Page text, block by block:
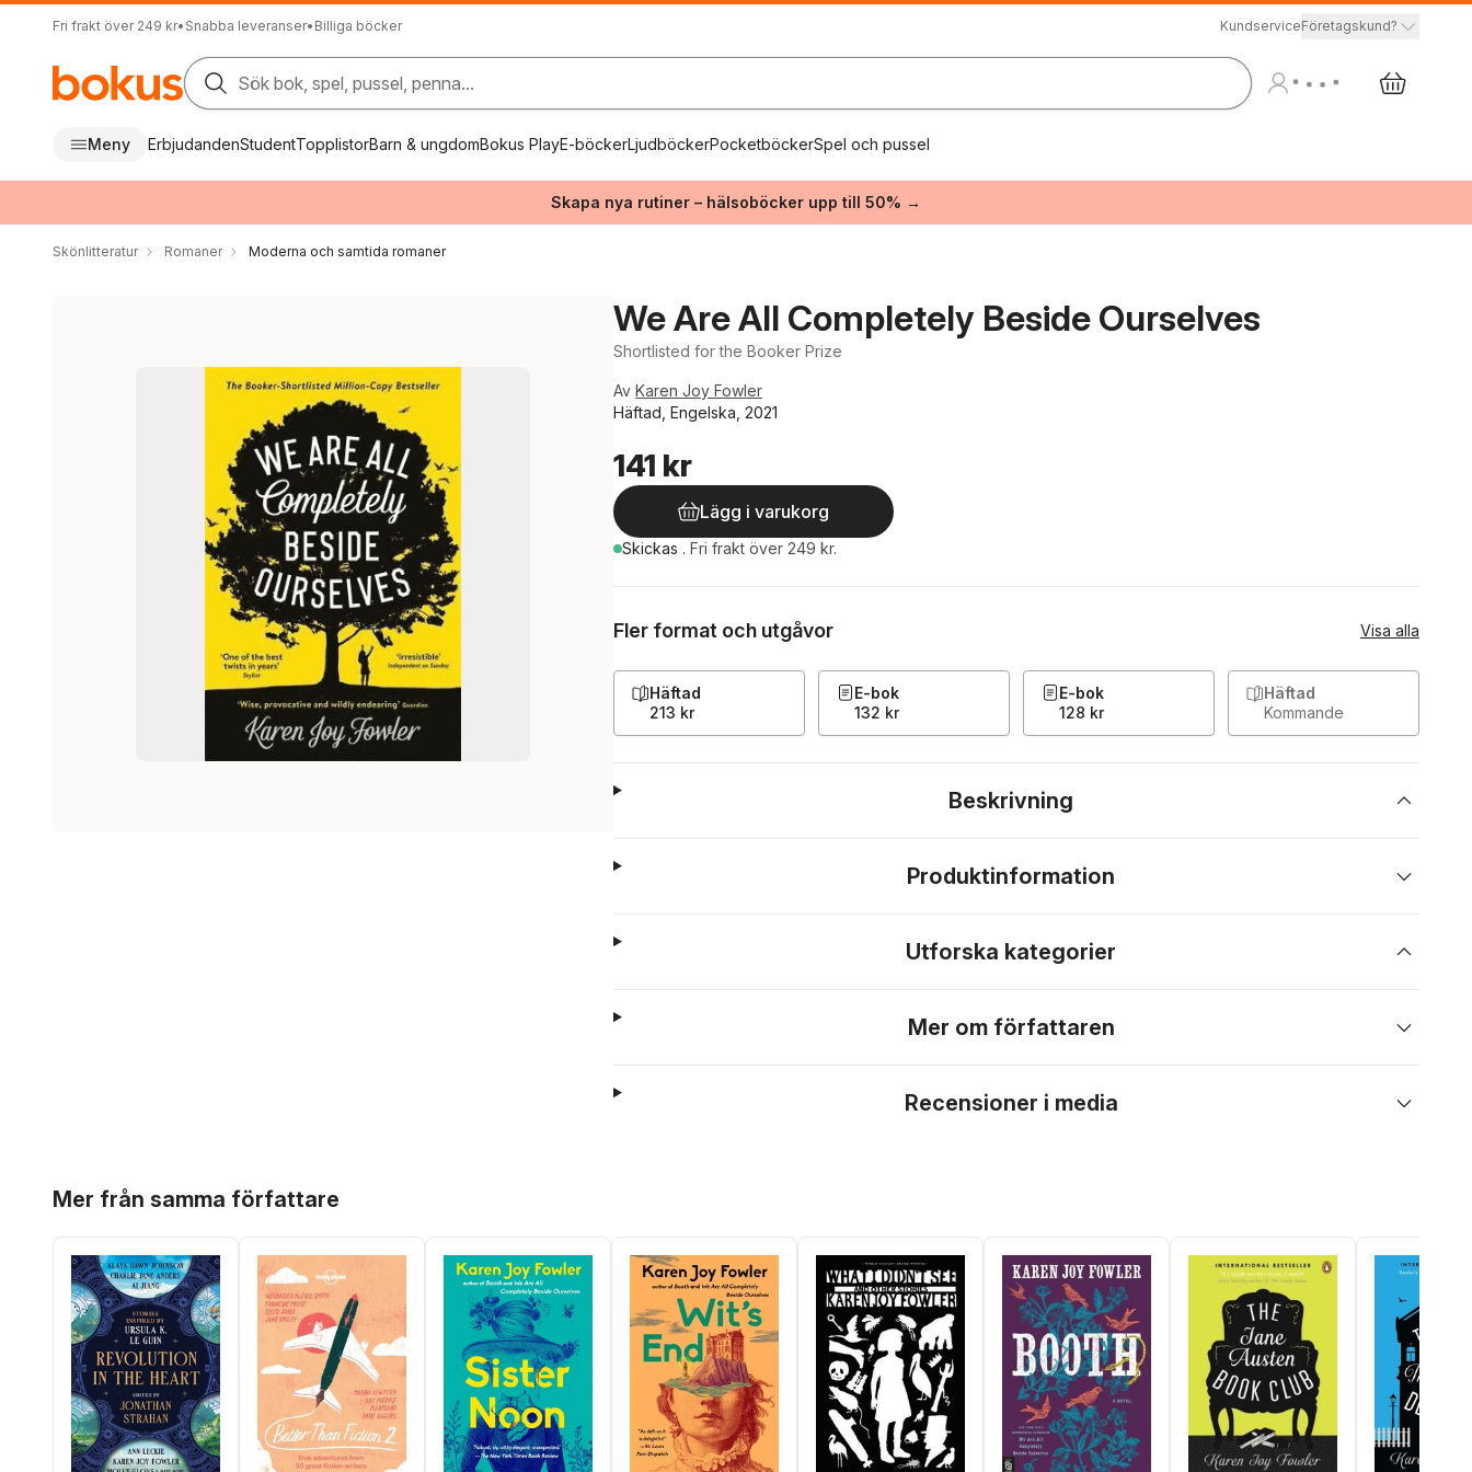
Fri frakt över 249 kr• Snabba leveranser• Billiga böcker KundserviceFöretagskund?
Sök bok, spel, pussel, penna...
Meny ErbjudandenStudentTopplistorBarn & ungdomBokus PlayE-böckerLjudböckerPocketböckerSpel och pussel
Skapa nya rutiner – hälsoböcker upp till 50% →
Skönlitteratur Romaner Moderna och samtida romaner
We Are All Completely Beside Ourselves
Shortlisted for the Booker Prize
Av Karen Joy Fowler
Häftad, Engelska, 2021
141 kr
Lägg i varukorg
Skickas . Fri frakt över 249 kr.
Fler format och utgåvor Visa alla
Häftad
213 kr
E-bok
132 kr
E-bok
128 kr
Häftad
Kommande
Beskrivning
Produktinformation
Utforska kategorier
Mer om författaren
Recensioner i media
Mer från samma författare